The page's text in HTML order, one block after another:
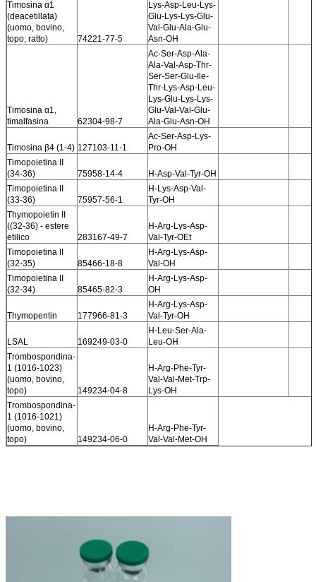
Timosina α1
(deacetillata)
(uomo, bovino,
topo, ratto)
74221-77-5
Lys-Asp-Leu-Lys-
Glu-Lys-Lys-Glu-
Val-Glu-Ala-Glu-
Asn-OH
Timosina α1,
timalfasina
62304-98-7
Ac-Ser-Asp-Ala-
Ala-Val-Asp-Thr-
Ser-Ser-Glu-Ile-
Thr-Lys-Asp-Leu-
Lys-Glu-Lys-Lys-
Glu-Val-Val-Glu-
Ala-Glu-Asn-OH
Timosina β4 (1-4) 127103-11-1
Ac-Ser-Asp-Lys-
Pro-OH
Timopoietina II
(34-36)
75958-14-4
H-Asp-Val-Tyr-OH
Timopoietina II
(33-36)
75957-56-1
H-Lys-Asp-Val-
Tyr-OH
Thymopoietin II
((32-36) - estere
etilico
283167-49-7
H-Arg-Lys-Asp-
Val-Tyr-OEt
Timopoietina II
(32-35)
85466-18-8
H-Arg-Lys-Asp-
Val-OH
Timopoietina II
(32-34)
85465-82-3
H-Arg-Lys-Asp-
OH
Thymopentin 177966-81-3
H-Arg-Lys-Asp-
Val-Tyr-OH
LSAL 169249-03-0
H-Leu-Ser-Ala-
Leu-OH
Trombospondina-
1 (1016-1023)
(uomo, bovino,
topo)
149234-04-8
H-Arg-Phe-Tyr-
Val-Val-Met-Trp-
Lys-OH
Trombospondina-
1 (1016-1021)
(uomo, bovino,
topo)
149234-06-0
H-Arg-Phe-Tyr-
Val-Val-Met-OH